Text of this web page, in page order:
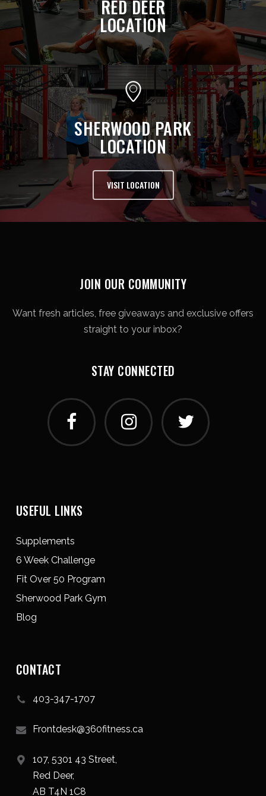
RED DEER
LOCATION
SHERWOOD PARK
LOCATION
VISIT LOCATION
JOIN OUR COMMUNITY
Want fresh articles, free giveaways and exclusive offers
straight to your inbox?
STAY CONNECTED
USEFUL LINKS
Supplements
6 Week Challenge
Fit Over 50 Program
Sherwood Park Gym
Blog
CONTACT
403-347-1707
Frontdesk@360fitness.ca
107, 5301 43 Street,
Red Deer,
AB T4N 1C8